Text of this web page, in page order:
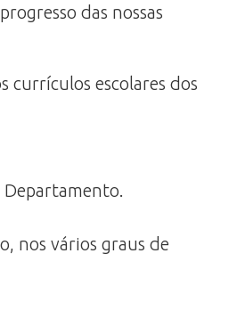
das nossas
currículos escolares dos
nos vários graus de